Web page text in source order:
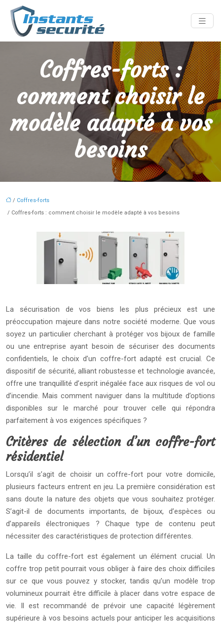
Coffres-forts :
comment choisir le
modèle adapté à vos
besoins
/ Coffres-forts
/ Coffres-forts : comment choisir le modèle adapté à vos besoins
La sécurisation de vos biens les plus précieux est une
préoccupation majeure dans notre société moderne. Que vous
soyez un particulier cherchant à protéger vos bijoux de famille
ou une entreprise ayant besoin de sécuriser des documents
confidentiels, le choix d’un coffre-fort adapté est crucial. Ce
dispositif de sécurité, alliant robustesse et technologie avancée,
offre une tranquillité d’esprit inégalée face aux risques de vol ou
d’incendie. Mais comment naviguer dans la multitude d’options
disponibles sur le marché pour trouver celle qui répondra
parfaitement à vos exigences spécifiques ?
Critères de sélection d’un coffre-fort
résidentiel
Lorsqu’il s’agit de choisir un coffre-fort pour votre domicile,
plusieurs facteurs entrent en jeu. La première considération est
sans doute la nature des objets que vous souhaitez protéger.
S’agit-il de documents importants, de bijoux, d’espèces ou
d’appareils électroniques ? Chaque type de contenu peut
nécessiter des caractéristiques de protection différentes.
La taille du coffre-fort est également un élément crucial. Un
coffre trop petit pourrait vous obliger à faire des choix difficiles
sur ce que vous pouvez y stocker, tandis qu’un modèle trop
volumineux pourrait être difficile à placer dans votre espace de
vie. Il est recommandé de prévoir une capacité légèrement
supérieure à vos besoins actuels pour anticiper les acquisitions